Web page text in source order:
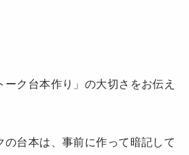
ク台本作り」の大切さをお伝え
の台本は、事前に作って暗記して